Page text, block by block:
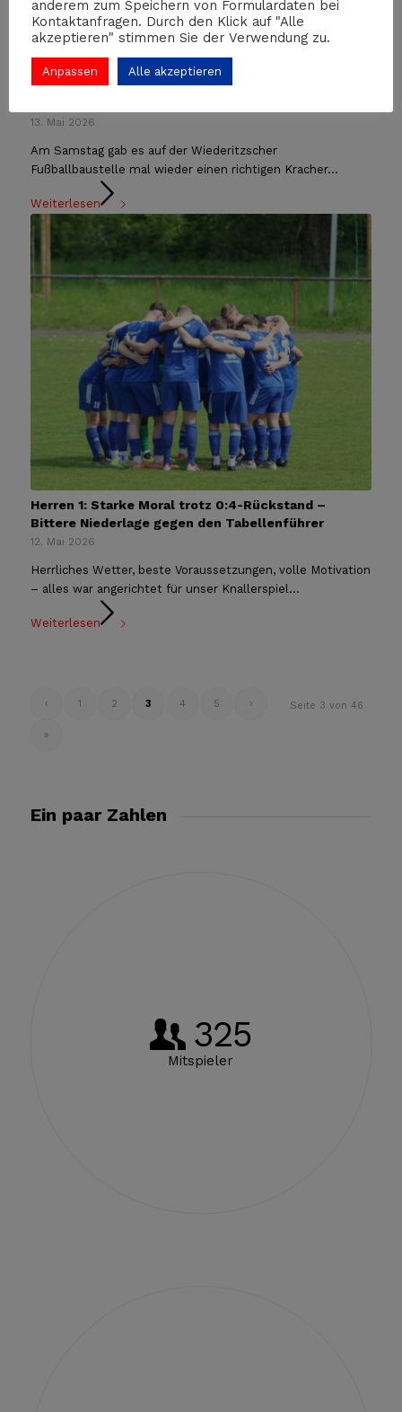
B1-Mädchen: Mal wieder knapp die Bahn verpasst –
13. Mai 2026
Am Samstag gab es auf der Wiederitzscher
Fußballbaustelle mal wieder einen richtigen Kracher...
Weiterlesen
Herren 1: Starke Moral trotz 0:4-Rückstand –
Bittere Niederlage gegen den Tabellenführer
12. Mai 2026
Herrliches Wetter, beste Voraussetzungen, volle Motivation
– alles war angerichtet für unser Knallerspiel...
Weiterlesen
Seite 3 von 46
‹ 1 2 3 4 5 ›
»
Ein paar Zahlen
325
Mitspieler
anderem zum Speichern von Formulardaten bei
Kontaktanfragen. Durch den Klick auf "Alle
akzeptieren" stimmen Sie der Verwendung zu.
Anpassen Alle akzeptieren